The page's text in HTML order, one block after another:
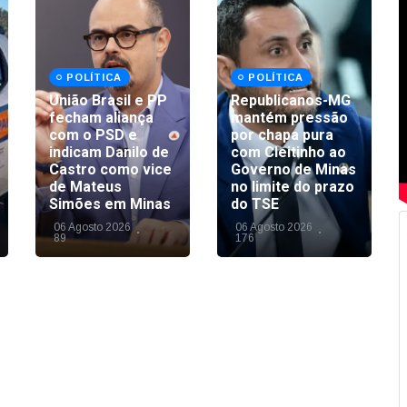
POLÍTICA
União Brasil e PP
fecham aliança
com o PSD e
indicam Danilo de
Castro como vice
de Mateus
Simões em Minas
06 Agosto 2026
89
POLÍTICA
Republicanos-MG
mantém pressão
por chapa pura
com Cleitinho ao
Governo de Minas
no limite do prazo
do TSE
06 Agosto 2026
176